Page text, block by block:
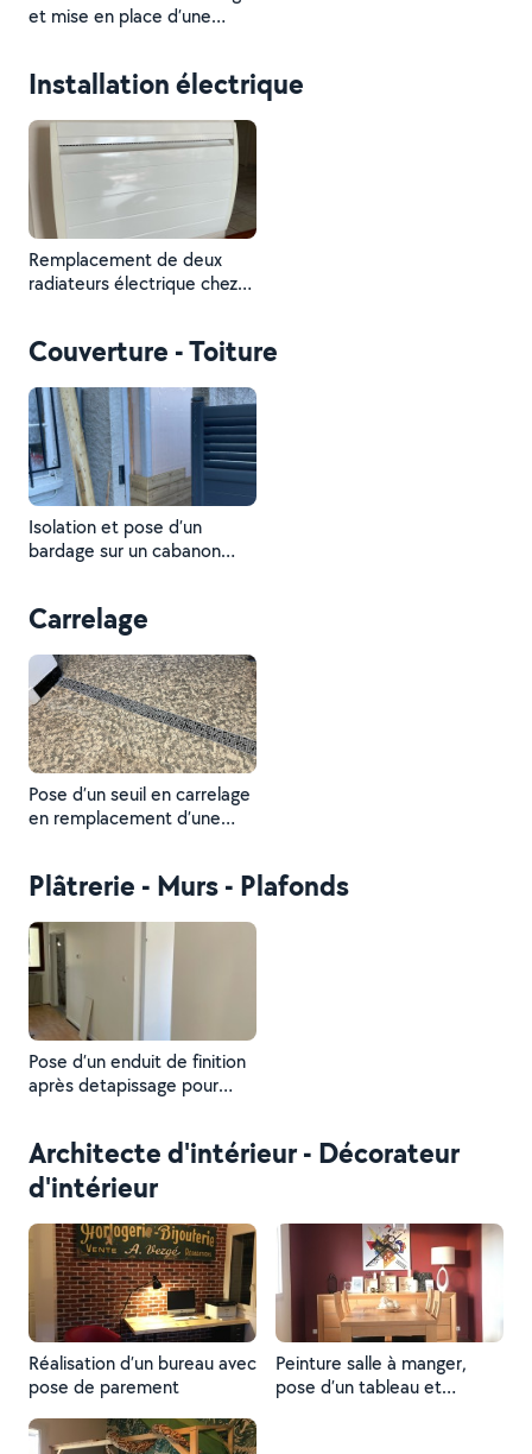
et mise en place d’une
Installation électrique
Remplacement de deux
radiateurs électrique chez
Couverture - Toiture
Isolation et pose d’un
bardage sur un cabanon
Carrelage
Pose d’un seuil en carrelage
en remplacement d’une
Plâtrerie - Murs - Plafonds
Pose d’un enduit de finition
après detapissage pour
Architecte d'intérieur - Décorateur
d'intérieur
Réalisation d’un bureau avec
pose de parement
Peinture salle à manger,
pose d’un tableau et